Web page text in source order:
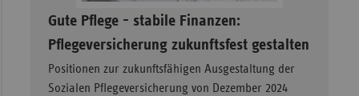
–
Gute Pflege - stabile Finanzen:
Pflegeversicherung zukunftsfest gestalten
Positionen zur zukunftsfähigen Ausgestaltung der
Sozialen Pflegeversicherung von Dezember 2024